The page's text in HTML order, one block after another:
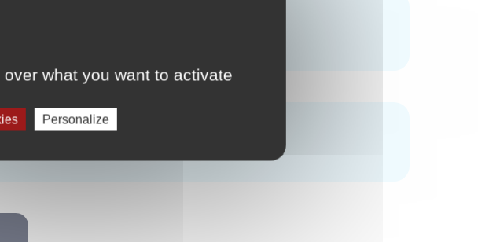
what you want to activate
Personalize